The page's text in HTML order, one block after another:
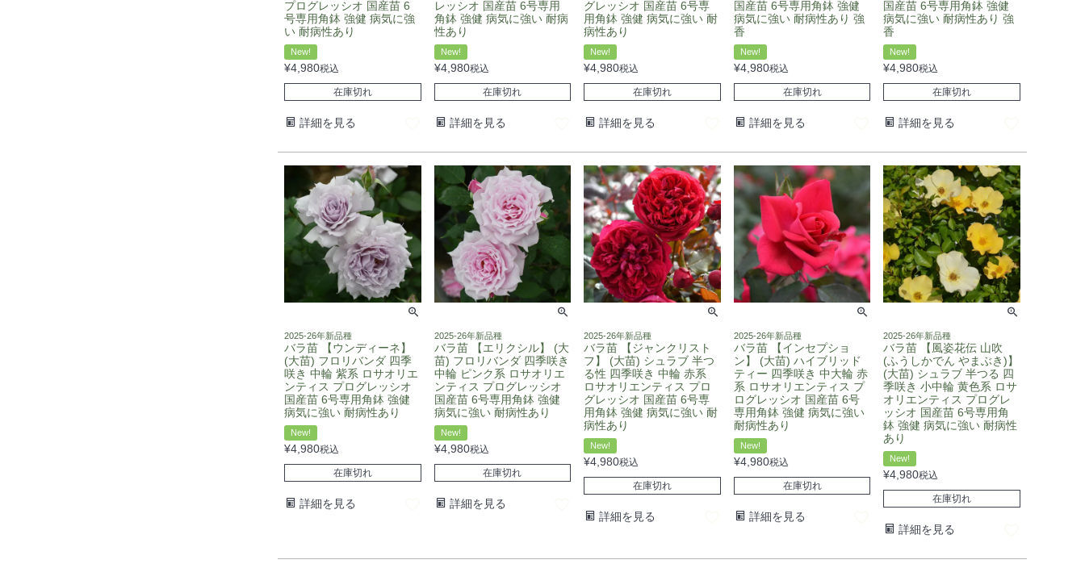
プログレッシオ 国産苗 6
号専用角鉢 強健 病気に強
い 耐病性あり
New!
¥4,980税込
在庫切れ
詳細を見る
レッシオ 国産苗 6号専用
角鉢 強健 病気に強い 耐病
性あり
New!
¥4,980税込
在庫切れ
詳細を見る
グレッシオ 国産苗 6号専
用角鉢 強健 病気に強い 耐
病性あり
New!
¥4,980税込
在庫切れ
詳細を見る
国産苗 6号専用角鉢 強健
病気に強い 耐病性あり 強
香
New!
¥4,980税込
在庫切れ
詳細を見る
国産苗 6号専用角鉢 強健
病気に強い 耐病性あり 強
香
New!
¥4,980税込
在庫切れ
詳細を見る
2025-26年新品種
バラ苗 【ウンディーネ】
(大苗) フロリバンダ 四季
咲き 中輪 紫系 ロサオリエ
ンティス プログレッシオ
国産苗 6号専用角鉢 強健
病気に強い 耐病性あり
New!
¥4,980税込
在庫切れ
詳細を見る
2025-26年新品種
バラ苗 【エリクシル】 (大
苗) フロリバンダ 四季咲き
中輪 ピンク系 ロサオリエ
ンティス プログレッシオ
国産苗 6号専用角鉢 強健
病気に強い 耐病性あり
New!
¥4,980税込
在庫切れ
詳細を見る
2025-26年新品種
バラ苗 【ジャンクリスト
フ】 (大苗) シュラブ 半つ
る性 四季咲き 中輪 赤系
ロサオリエンティス プロ
グレッシオ 国産苗 6号専
用角鉢 強健 病気に強い 耐
病性あり
New!
¥4,980税込
在庫切れ
詳細を見る
2025-26年新品種
バラ苗 【インセプショ
ン】 (大苗) ハイブリッド
ティー 四季咲き 中大輪 赤
系 ロサオリエンティス プ
ログレッシオ 国産苗 6号
専用角鉢 強健 病気に強い
耐病性あり
New!
¥4,980税込
在庫切れ
詳細を見る
2025-26年新品種
バラ苗 【風姿花伝 山吹
(ふうしかでん やまぶき)】
(大苗) シュラブ 半つる 四
季咲き 小中輪 黄色系 ロサ
オリエンティス プログレ
ッシオ 国産苗 6号専用角
鉢 強健 病気に強い 耐病性
あり
New!
¥4,980税込
在庫切れ
詳細を見る